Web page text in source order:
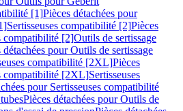
[1]Pièces détachées pour
Sertisseuses compatibilité [2]Pièces
compatibilité [2]Outils de sertissage
détachées pour Outils de sertissage
compatibilité [2XL]Pièces
compatibilité [2XL]Sertisseuses
pour Sertisseuses compatibilité
Pièces détachées pour Outils de